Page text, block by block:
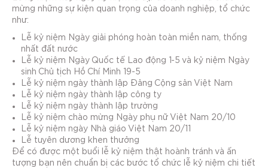
mừng những sự kiện quan trọng của doanh nghiệp, tổ chức
như:
Lễ kỷ niệm Ngày giải phóng hoàn toàn miền nam, thống
nhất đất nước
Lễ kỷ niệm Ngày Quốc tế Lao động 1-5 và kỷ niệm Ngày
sinh Chủ tịch Hồ Chí Minh 19-5
Lễ kỷ niệm ngày thành lập Đảng Cộng sản Việt Nam
Lễ kỷ niệm ngày thành lập công ty
Lễ kỷ niệm ngày thành lập trường
Lễ kỷ niệm chào mừng Ngày phụ nữ Việt Nam 20/10
Lễ kỷ niệm ngày Nhà giáo Việt Nam 20/11
Lễ tuyên dương khen thưởng
Để có được một buổi lễ kỷ niệm thật hoành tránh và ấn
tượng bạn nên chuẩn bị các bước tổ chức lễ kỷ niệm chi tiết